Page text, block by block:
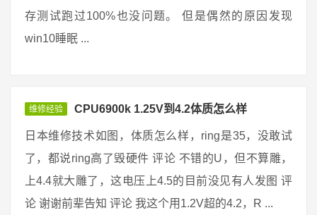
存测试跑过100%也没问题。 但是偶然的原因发现
win10睡眠 ...
维修经验 CPU6900k 1.25V到4.2体质怎么样
日本维修技术如图，体质怎么样，ring是35，没敢试
了，都说ring高了毁硬件 评论 不错的U，但不算雕，
上4.4就大雕了，这电压上4.5的目前没见有人发图 评
论 谢谢前辈告知 评论 我这个用1.2V超的4.2，R ...